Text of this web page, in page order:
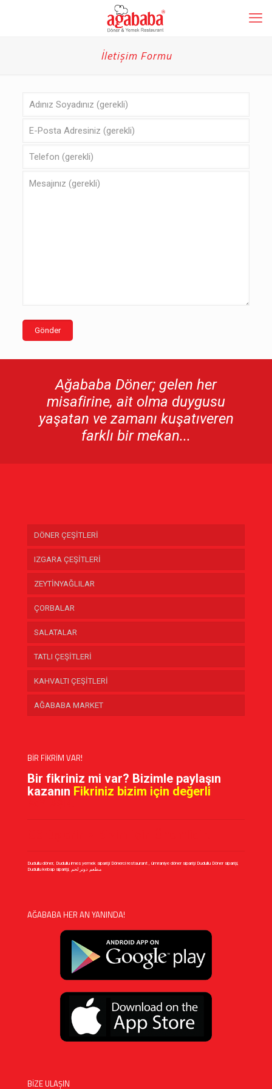
İletişim Formu
Ağababa Döner; gelen her
misafirine, ait olma duygusu
yaşatan ve zamanı kuşatıveren
farklı bir mekan...
DÖNER ÇEŞİTLERİ
IZGARA ÇEŞİTLERİ
ZEYTİNYAĞLILAR
ÇORBALAR
SALATALAR
TATLI ÇEŞİTLERİ
KAHVALTI ÇEŞİTLERİ
AĞABABA MARKET
BİR FİKRİM VAR!
Bir fikriniz mi var? Bizimle paylaşın
kazanın Fikriniz bizim için değerli
Dudullu döner, Dudullu imes yemek siparişi Dönerci restaurant , ümraniye döner siparişi Dudullu Döner siparişi,
Dudullu kebap siparişi, مطعم دونر لحم
AĞABABA HER AN YANINDA!
BİZE ULAŞIN